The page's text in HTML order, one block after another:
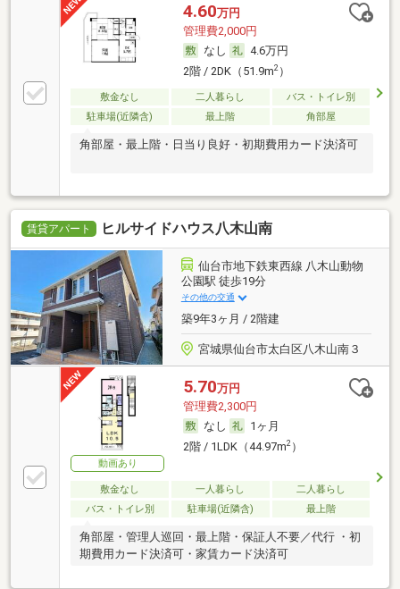
4.60万円
管理費2,000円
なし
4.6万円
2階 / 2DK（51.9m2）
敷金なし 二人暮らし
バス・トイレ別
駐車場(近隣含)
最上階 角部屋
角部屋・最上階・日当り良好・初期費用カード決済可
賃貸アパート ヒルサイドハウス八木山南
仙台市地下鉄東西線 八木山動物
公園駅 徒歩19分
その他の交通
築9年3ヶ月 / 2階建
宮城県仙台市太白区八木山南３
動画あり
5.70万円
管理費2,300円
なし
1ヶ月
2階 / 1LDK（44.97m2）
敷金なし 一人暮らし
二人暮らし
バス・トイレ別
駐車場(近隣含) 最上階
角部屋・管理人巡回・最上階・保証人不要／代行 ・初
期費用カード決済可・家賃カード決済可